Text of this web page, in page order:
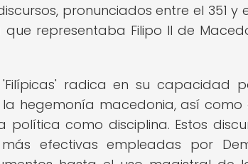
pronunciados entre el 351 y
representaba Filipo II de
radica en su capacidad
hegemonía macedonia, así como
política como disciplina. Estos
efectivas empleadas por